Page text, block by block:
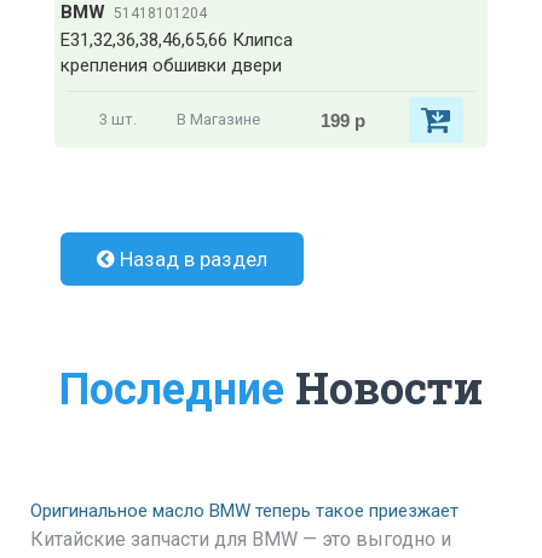
BMW 51418101204
Е31,32,36,38,46,65,66 Клипса
крепления обшивки двери
3 шт. В Магазине 199 р
Назад в раздел
Последние Новости
Оригинальное масло BMW теперь такое приезжает
Китайские запчасти для BMW — это выгодно и